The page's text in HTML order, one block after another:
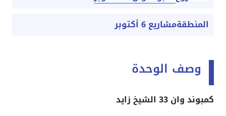
المنطقةمشاريع 6 أكتوبر
وصف الوحدة
كمبوند وان 33 الشيخ زايد